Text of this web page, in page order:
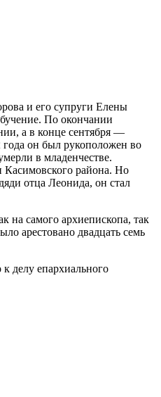
и его супруги Елены
По окончании
а в конце сентября —
он был рукоположен во
в младенчестве.
Касимовского района. Но
отца Леонида, он стал
на самого архиепископа, так
арестовано двадцать семь
делу епархиального